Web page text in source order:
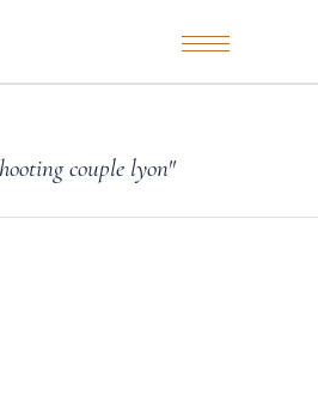
couple lyon"